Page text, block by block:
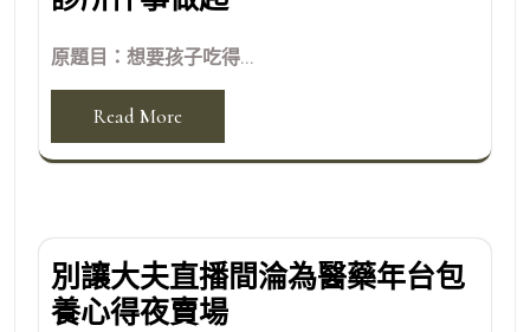
原題目：想要孩子吃得...
Read More
別讓大夫直播間淪為醫藥年台包
養心得夜賣場